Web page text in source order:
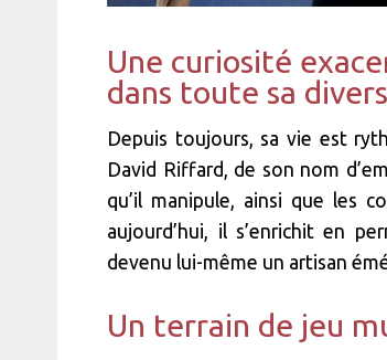
Une curiosité
dans toute sa
Depuis toujours, sa vie est
David Riffard, de son nom
qu’il manipule, ainsi que les
aujourd’hui, il s’enrichit en
devenu lui-même un artisan
Un terrain de jeu